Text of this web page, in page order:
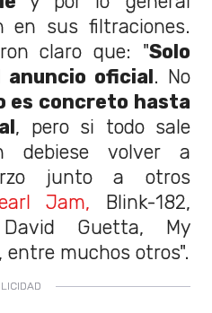
en sus filtraciones.
claro que: "Solo
anuncio oficial. No
es concreto hasta
, pero si todo sale
debiese volver a
junto a otros
Jam, Blink-182,
Guetta, My
entre muchos otros".